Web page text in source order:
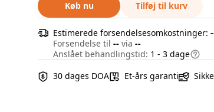
Køb nu
Tilføj til kurv
Estimerede forsendelsesomkostninger:
Forsendelse til -- via --
Anslået behandlingstid: 1 - 3 dage
30 dages DOA
Et-års garanti